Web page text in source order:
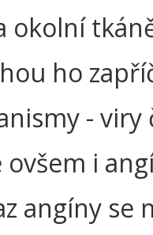
okolní
ho
- viry
i
angíny se